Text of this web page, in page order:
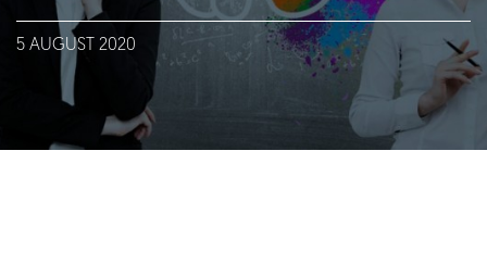
Nosotros
Clientes
Lo que hacemos
5 AUGUST 2020